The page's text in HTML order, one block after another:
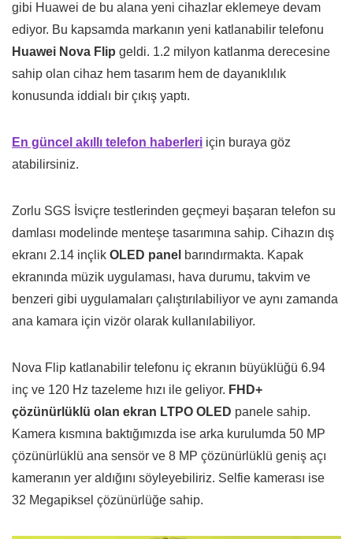
gibi Huawei de bu alana yeni cihazlar eklemeye devam
ediyor. Bu kapsamda markanın yeni katlanabilir telefonu
Huawei Nova Flip geldi. 1.2 milyon katlanma derecesine
sahip olan cihaz hem tasarım hem de dayanıklılık
konusunda iddialı bir çıkış yaptı.
En güncel akıllı telefon haberleri için buraya göz
atabilirsiniz.
Zorlu SGS İsviçre testlerinden geçmeyi başaran telefon su
damlası modelinde menteşe tasarımına sahip. Cihazın dış
ekranı 2.14 inçlik OLED panel barındırmakta. Kapak
ekranında müzik uygulaması, hava durumu, takvim ve
benzeri gibi uygulamaları çalıştırılabiliyor ve aynı zamanda
ana kamara için vizör olarak kullanılabiliyor.
Nova Flip katlanabilir telefonu iç ekranın büyüklüğü 6.94
inç ve 120 Hz tazeleme hızı ile geliyor. FHD+
çözünürlüklü olan ekran LTPO OLED panele sahip.
Kamera kısmına baktığımızda ise arka kurulumda 50 MP
çözünürlüklü ana sensör ve 8 MP çözünürlüklü geniş açı
kameranın yer aldığını söyleyebiliriz. Selfie kamerası ise
32 Megapiksel çözünürlüğe sahip.